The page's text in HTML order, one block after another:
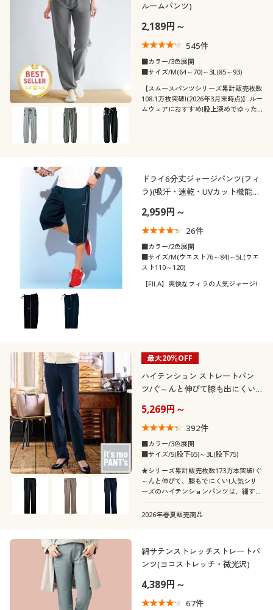
フリース リネン・麻
サテン デニム
ＵＶカット・紫外線
対策
抗菌防臭
フェミニン
カジュアル シック
着用感
レギュラー
タイト
年代
シーズン
秋
価格 ～ 円 絞込
ルームパンツ)
2,189円～
545件
■カラー/3色展開
■サイズ/M(64～70)～3L(85～93)
【スムースパンツシリーズ累計販売枚数
108.1万枚突破!(2026年3月末時点)】ルー
ムウェアにおすすめ!股上深めでゆった
ドライ6分丈ジャージパンツ(フィ
ラ)(吸汗・速乾・UVカット機能付
2,959円～
26件
■カラー/2色展開
■サイズ/M(ウエスト76～84)～5L(ウエ
スト110～120)
【FILA】爽快なフィラの人気ジャージ!
最大20％OFF
ハイテンション ストレートパン
ツ/ぐ～んと伸びて膝も出にくい
洗濯機OK・日本製生地・UVカッ
ト)
5,269円～
392件
■カラー/3色展開
■サイズ/S(股下65)～3L(股下75)
★シリーズ累計販売枚数173万本突破!ぐ
～んと伸びて、膝もでにくい!人気シリ
ーズのハイテンションパンツは、細すぎ
感が心地いい基本のストレート!
2026年春夏販売商品
綿サテンストレッチストレートパ
ンツ(ヨコストレッチ・微光沢)
4,389円～
67件